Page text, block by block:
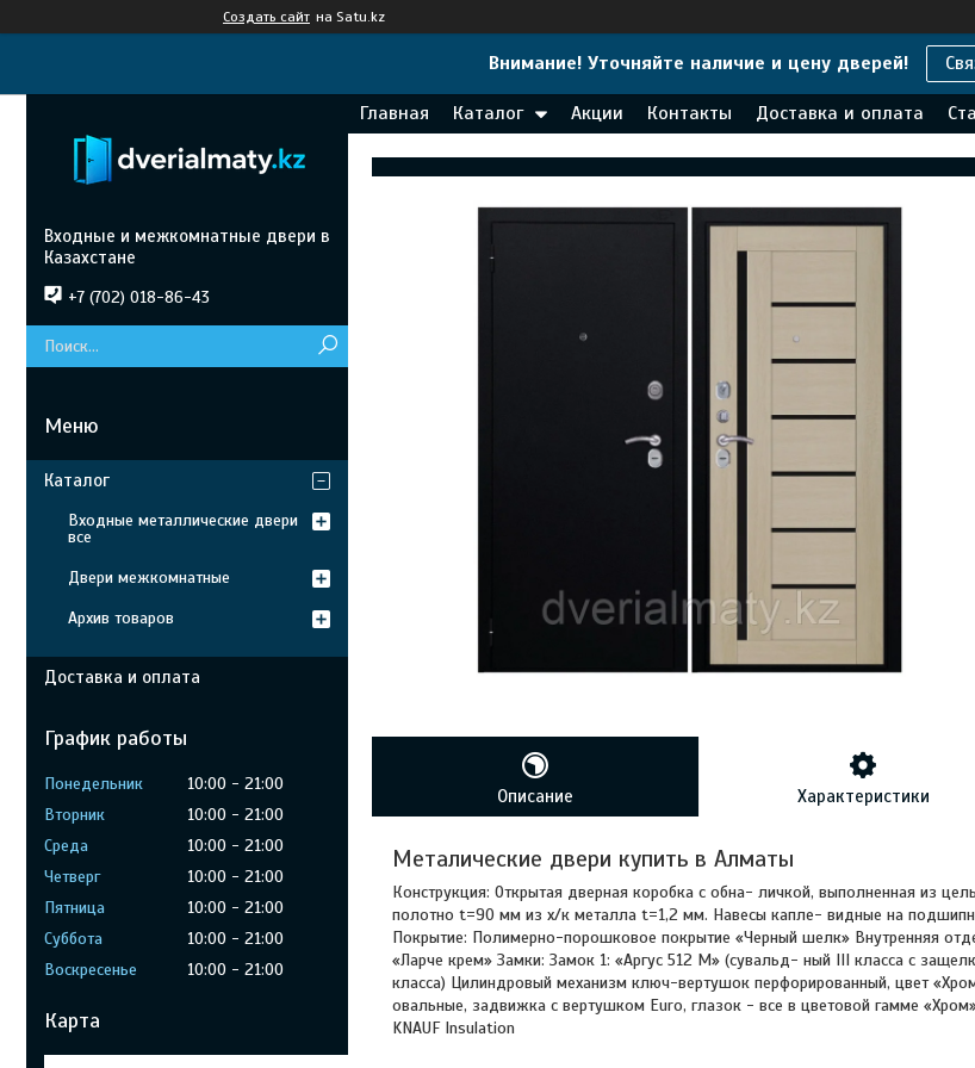
Создать сайт на Satu.kz
Внимание! Уточняйте наличие и цену дверей!
Главная Каталог Акции Контакты Доставка и оплата
Описание Характеристики
Металические двери купить в Алматы
Конструкция: Открытая дверная коробка c обна- личкой, выполненная из
полотно t=90 мм из х/к металла t=1,2 мм. Навесы капле- видные на
Покрытие: Полимерно-порошковое покрытие «Черный шелк» Внутренняя
«Ларче крем» Замки: Замок 1: «Аргус 512 М» (сувальд- ный III класса с
класса) Цилиндровый механизм ключ-вертушок перфорированный, цвет
овальные, задвижка с вертушком Euro, глазок - все в цветовой гамме
KNAUF Insulation
Входные и межкомнатные двери в
Казахстане
+7 (702) 018-86-43
Каталог
Входные металлические двери
все
Двери межкомнатные
Архив товаров
Доставка и оплата
График работы
Понедельник 10:00
21:00
Вторник
10:00
21:00
Среда
10:00
21:00
Четверг
10:00
21:00
Пятница
10:00
21:00
Суббота
10:00
21:00
Воскресенье
10:00 21:00
Карта